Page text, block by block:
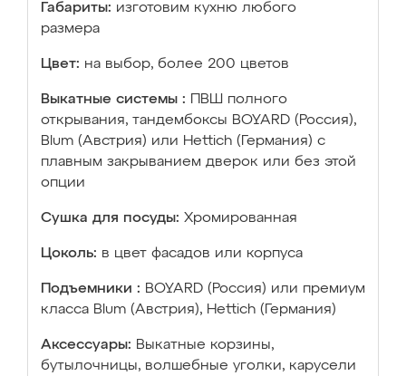
Габариты: изготовим кухню любого
размера
Цвет: на выбор, более 200 цветов
Выкатные системы :
ПВШ полного
открывания, тандембоксы BOYARD (Россия),
Blum (Австрия) или Hettich (Германия) с
плавным закрыванием дверок или без этой
опции
Сушка для посуды: Хромированная
Цоколь: в цвет фасадов или корпуса
Подъемники : BOYARD (Россия) или премиум
класса Blum (Австрия), Hettich (Германия)
Аксессуары: Выкатные корзины,
бутылочницы, волшебные уголки, карусели